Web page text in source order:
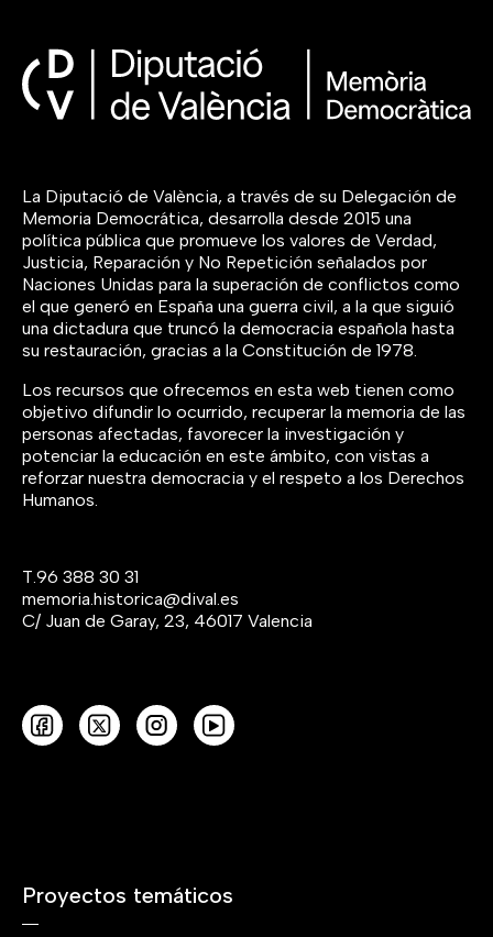
La Diputació de València, a través de su Delegación de
Memoria Democrática, desarrolla desde 2015 una
política pública que promueve los valores de Verdad,
Justicia, Reparación y No Repetición señalados por
Naciones Unidas para la superación de conflictos como
el que generó en España una guerra civil, a la que siguió
una dictadura que truncó la democracia española hasta
su restauración, gracias a la Constitución de 1978.
Los recursos que ofrecemos en esta web tienen como
objetivo difundir lo ocurrido, recuperar la memoria de las
personas afectadas, favorecer la investigación y
potenciar la educación en este ámbito, con vistas a
reforzar nuestra democracia y el respeto a los Derechos
Humanos.
T. 96 388 30 31
memoria.historica@dival.es
C/ Juan de Garay, 23, 46017 Valencia
Proyectos temáticos